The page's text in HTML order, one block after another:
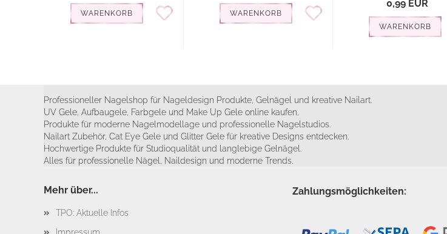
WARENKORB WARENKORB
0,99 EUR
WARENKORB
Professioneller Nagelshop für Nageldesign Produkte, Gelnägel und kreative Nailart.
UV Gele, Aufbaugele, Farbgele und Make Up Gele online kaufen.
Produkte für moderne Nagelmodellage und professionelle Nagelstudios.
Nailart Zubehör, Cat Eye Gele und Glitter Gele für kreative Designs entdecken.
Hochwertige Produkte für Studioqualität und langlebige Gelnägel.
Alles für professionelle Nägel, Naildesign und moderne Trends.
Mehr über...
TPO: Aktuelle Infos
Zahlungsmöglichkeiten: